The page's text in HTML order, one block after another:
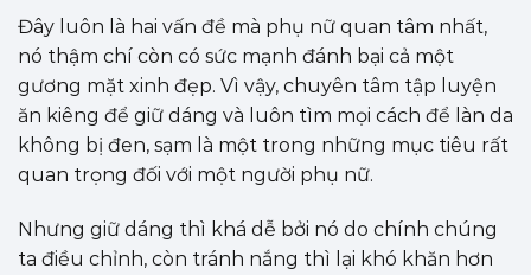
Đây luôn là hai vấn đề mà phụ nữ quan tâm nhất,
nó thậm chí còn có sức mạnh đánh bại cả một
gương mặt xinh đẹp. Vì vậy, chuyên tâm tập luyện
ăn kiêng để giữ dáng và luôn tìm mọi cách để làn da
không bị đen, sạm là một trong những mục tiêu rất
quan trọng đối với một người phụ nữ.
Nhưng giữ dáng thì khá dễ bởi nó do chính chúng
ta điều chỉnh, còn tránh nắng thì lại khó khăn hơn